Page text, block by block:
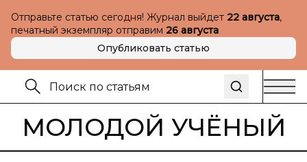
Отправьте статью сегодня! Журнал выйдет 22 августа,
печатный экземпляр отправим 26 августа
Опубликовать статью
МОЛОДОЙ УЧЁНЫЙ